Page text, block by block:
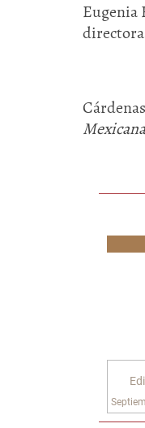
Eugenia
Mexicana